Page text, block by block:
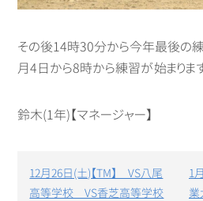
その後14時30分から今年最後の練
月4日から8時から練習が始まりま
鈴木(1年)【マネージャー】
稿12月26日(土)【TM】 VS八尾
高等学校 VS香芝高等学校
1